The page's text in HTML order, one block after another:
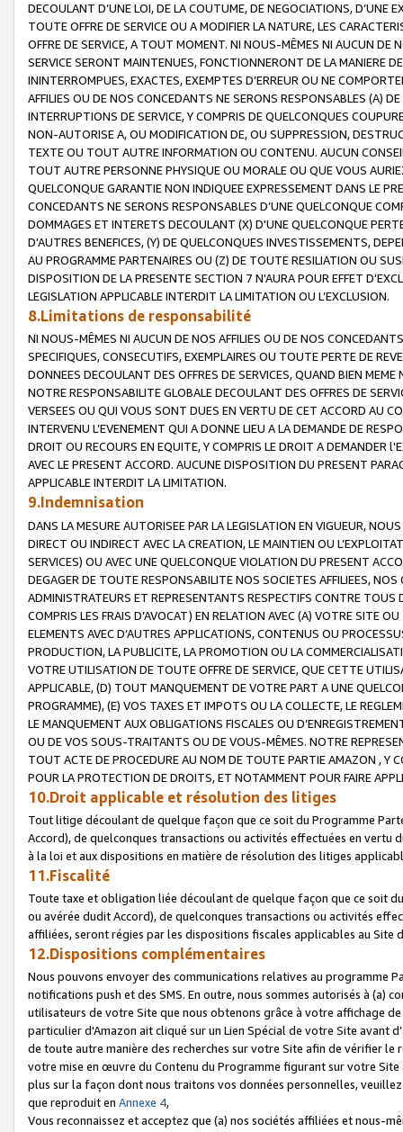
DECOULANT D’UNE LOI, DE LA COUTUME, DE NEGOCIATIONS, D’UNE
TOUTE OFFRE DE SERVICE OU A MODIFIER LA NATURE, LES
OFFRE DE SERVICE, A TOUT MOMENT. NI NOUS-MÊMES NI AUCUN DE
SERVICE SERONT MAINTENUES, FONCTIONNERONT DE LA MANIERE
ININTERROMPUES, EXACTES, EXEMPTES D’ERREUR OU NE
AFFILIES OU DE NOS CONCEDANTS NE SERONS RESPONSABLES (A)
INTERRUPTIONS DE SERVICE, Y COMPRIS DE QUELCONQUES
NON-AUTORISE A, OU MODIFICATION DE, OU SUPPRESSION,
TEXTE OU TOUT AUTRE INFORMATION OU CONTENU. AUCUN
TOUT AUTRE PERSONNE PHYSIQUE OU MORALE OU QUE VOUS
QUELCONQUE GARANTIE NON INDIQUEE EXPRESSEMENT DANS LE
CONCEDANTS NE SERONS RESPONSABLES D’UNE QUELCONQUE
DOMMAGES ET INTERETS DECOULANT (X) D'UNE QUELCONQUE
D'AUTRES BENEFICES, (Y) DE QUELCONQUES INVESTISSEMENTS,
AU PROGRAMME PARTENAIRES OU (Z) DE TOUTE RESILIATION OU
DISPOSITION DE LA PRESENTE SECTION 7 N'AURA POUR EFFET
LEGISLATION APPLICABLE INTERDIT LA LIMITATION OU L’EXCLUSION.
8.Limitations de responsabilité
NI NOUS-MÊMES NI AUCUN DE NOS AFFILIES OU DE NOS
SPECIFIQUES, CONSECUTIFS, EXEMPLAIRES OU TOUTE PERTE DE
DONNEES DECOULANT DES OFFRES DE SERVICES, QUAND BIEN
NOTRE RESPONSABILITE GLOBALE DECOULANT DES OFFRES DE
VERSEES OU QUI VOUS SONT DUES EN VERTU DE CET ACCORD AU
INTERVENU L’EVENEMENT QUI A DONNE LIEU A LA DEMANDE DE
DROIT OU RECOURS EN EQUITE, Y COMPRIS LE DROIT A DEMANDER
AVEC LE PRESENT ACCORD. AUCUNE DISPOSITION DU PRESENT
APPLICABLE INTERDIT LA LIMITATION.
9.Indemnisation
DANS LA MESURE AUTORISEE PAR LA LEGISLATION EN VIGUEUR,
DIRECT OU INDIRECT AVEC LA CREATION, LE MAINTIEN OU
SERVICES) OU AVEC UNE QUELCONQUE VIOLATION DU PRESENT
DEGAGER DE TOUTE RESPONSABILITE NOS SOCIETES AFFILIEES,
ADMINISTRATEURS ET REPRESENTANTS RESPECTIFS CONTRE
COMPRIS LES FRAIS D’AVOCAT) EN RELATION AVEC (A) VOTRE SITE
ELEMENTS AVEC D’AUTRES APPLICATIONS, CONTENUS OU
PRODUCTION, LA PUBLICITE, LA PROMOTION OU LA
VOTRE UTILISATION DE TOUTE OFFRE DE SERVICE, QUE CETTE
APPLICABLE, (D) TOUT MANQUEMENT DE VOTRE PART A UNE
PROGRAMME), (E) VOS TAXES ET IMPOTS OU LA COLLECTE, LE
LE MANQUEMENT AUX OBLIGATIONS FISCALES OU
OU DE VOS SOUS-TRAITANTS OU DE VOUS-MÊMES. NOTRE
TOUT ACTE DE PROCEDURE AU NOM DE TOUTE PARTIE AMAZON , Y
POUR LA PROTECTION DE DROITS, ET NOTAMMENT POUR FAIRE
10.Droit applicable et résolution des litiges
Tout litige découlant de quelque façon que ce soit du Programme
Accord), de quelconques transactions ou activités effectuées en vertu
à la loi et aux dispositions en matière de résolution des litiges
11.Fiscalité
Toute taxe et obligation liée découlant de quelque façon que ce soit
ou avérée dudit Accord), de quelconques transactions ou activités
affiliées, seront régies par les dispositions fiscales applicables au Site
12.Dispositions complémentaires
Nous pouvons envoyer des communications relatives au programme
notifications push et des SMS. En outre, nous sommes autorisés à
utilisateurs de votre Site que nous obtenons grâce à votre affichage
particulier d'Amazon ait cliqué sur un Lien Spécial de votre Site avant
de toute autre manière des recherches sur votre Site afin de vérifier
votre mise en œuvre du Contenu du Programme figurant sur votre
plus sur la façon dont nous traitons vos données personnelles,
que reproduit en Annexe 4,
Vous reconnaissez et acceptez que (a) nos sociétés affiliées et nous-